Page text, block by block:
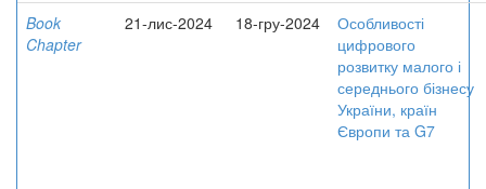
Book
Chapter
21-лис-2024 18-гру-2024
Особливості
цифрового
розвитку малого і
середнього бізнесу
України, країн
Європи та G7